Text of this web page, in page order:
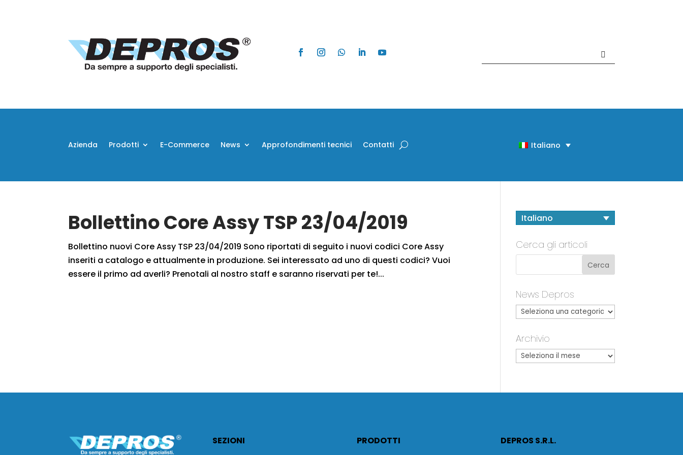
Azienda Prodotti E-Commerce News Approfondimenti tecnici Contatti Italiano
Bollettino Core Assy TSP 23/04/2019
Bollettino nuovi Core Assy TSP 23/04/2019 Sono riportati di seguito i nuovi codici Core Assy
inseriti a catalogo e attualmente in produzione. Sei interessato ad uno di questi codici? Vuoi
essere il primo ad averli? Prenotali al nostro staff e saranno riservati per te!...
Italiano
Cerca gli articoli
News Depros
Archivio
SEZIONI
PRODOTTI
DEPROS S.R.L.